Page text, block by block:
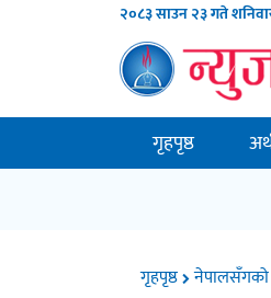
२०८३ साउन २३ गते
गृहपृष्ठ
गृहपृष्ठ नेपालसँगको